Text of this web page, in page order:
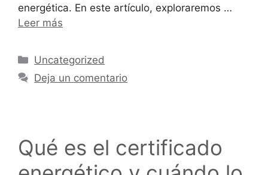
energética. En este artículo, exploraremos …
Leer más
Uncategorized
Deja un comentario
Qué es el certificado